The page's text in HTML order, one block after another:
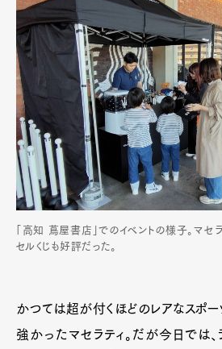
「高知 蔦屋書店」でのイベントの様子。マセ
セルくじも好評だった。
かつては超が付くほどのレアなスポー
強かったマセラティ。だが今日では、